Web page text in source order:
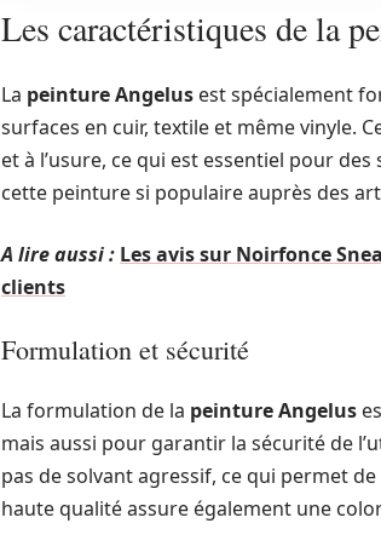
Les caractéristiques de la
La peinture Angelus est spécialement
surfaces en cuir, textile et même vinyle.
et à l’usure, ce qui est essentiel pour
cette peinture si populaire auprès des
A lire aussi : Les avis sur Noirfonce
clients
Formulation et sécurité
La formulation de la peinture Angelus
mais aussi pour garantir la sécurité de
pas de solvant agressif, ce qui permet
haute qualité assure également une